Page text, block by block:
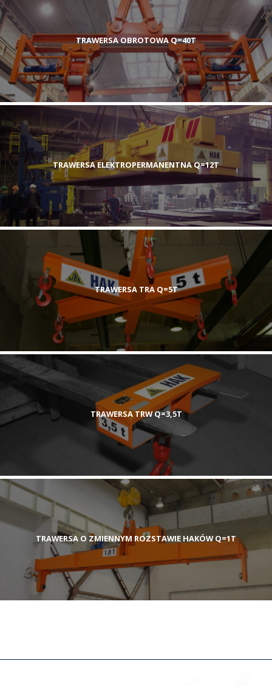
TRAWERSA OBROTOWA Q=40T
TRAWERSA ELEKTROPERMANENTNA Q=12T
TRAWERSA TRA Q=5T
TRAWERSA TRW Q=3,5T
TRAWERSA O ZMIENNYM ROZSTAWIE HAKÓW Q=1T